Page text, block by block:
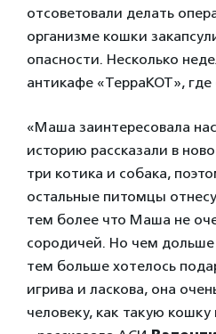
отсоветовали делать
организме кошки
опасности. Несколько
антикафе «ТерраКОТ»,
«Маша заинтересовала
историю рассказали в
три котика и собака,
остальные питомцы
тем более что Маша не
сородичей. Но чем
тем больше хотелось
игрива и ласкова, она
человеку, как такую